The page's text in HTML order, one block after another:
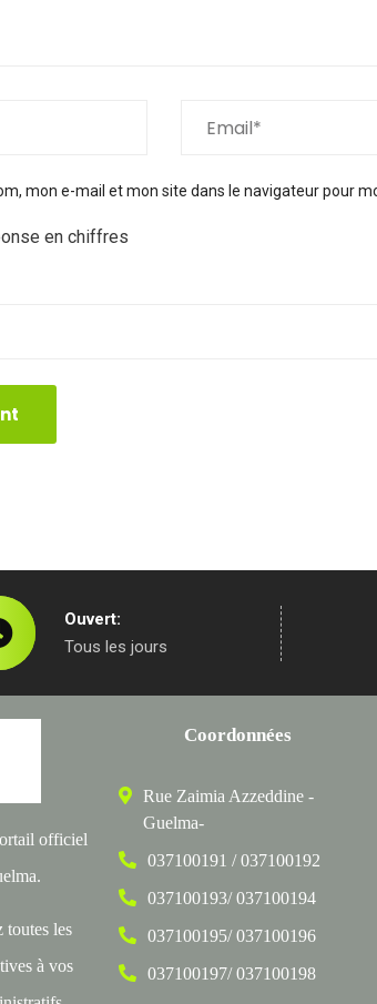
mon e-mail et mon site dans le navigateur pour
en chiffres
Ouvert:
Tous les jours
officiel
toutes les
à vos
Coordonnées
Rue Zaimia Azzeddine -
Guelma-
037100191 / 037100192
037100193/ 037100194
037100195/ 037100196
037100197/ 037100198